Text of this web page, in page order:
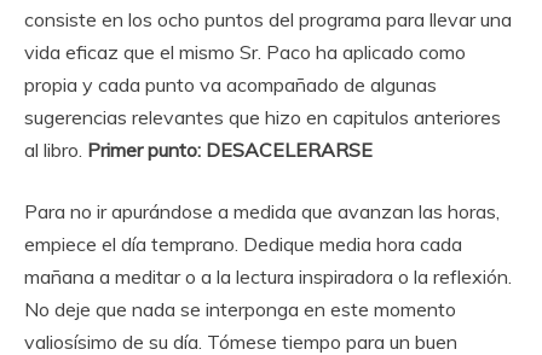
consiste en los ocho puntos del programa para llevar una
vida eficaz que el mismo Sr. Paco ha aplicado como
propia y cada punto va acompañado de algunas
sugerencias relevantes que hizo en capitulos anteriores
al libro. Primer punto: DESACELERARSE
Para no ir apurándose a medida que avanzan las horas,
empiece el día temprano. Dedique media hora cada
mañana a meditar o a la lectura inspiradora o la reflexión.
No deje que nada se interponga en este momento
valiosísimo de su día. Tómese tiempo para un buen